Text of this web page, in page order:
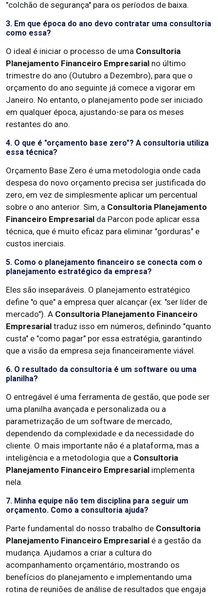
"colchão de segurança" para os períodos de baixa.
3. Em que época do ano devo contratar uma consultoria
como essa?
O ideal é iniciar o processo de uma Consultoria
Planejamento Financeiro Empresarial no último
trimestre do ano (Outubro a Dezembro), para que o
orçamento do ano seguinte já comece a vigorar em
Janeiro. No entanto, o planejamento pode ser iniciado
em qualquer época, ajustando-se para os meses
restantes do ano.
4. O que é "orçamento base zero"? A consultoria utiliza
essa técnica?
Orçamento Base Zero é uma metodologia onde cada
despesa do novo orçamento precisa ser justificada do
zero, em vez de simplesmente aplicar um percentual
sobre o ano anterior. Sim, a Consultoria Planejamento
Financeiro Empresarial da Parcon pode aplicar essa
técnica, que é muito eficaz para eliminar "gorduras" e
custos inerciais.
5. Como o planejamento financeiro se conecta com o
planejamento estratégico da empresa?
Eles são inseparáveis. O planejamento estratégico
define "o que" a empresa quer alcançar (ex: "ser líder de
mercado"). A Consultoria Planejamento Financeiro
Empresarial traduz isso em números, definindo "quanto
custa" e "como pagar" por essa estratégia, garantindo
que a visão da empresa seja financeiramente viável.
6. O resultado da consultoria é um software ou uma
planilha?
O entregável é uma ferramenta de gestão, que pode ser
uma planilha avançada e personalizada ou a
parametrização de um software de mercado,
dependendo da complexidade e da necessidade do
cliente. O mais importante não é a plataforma, mas a
inteligência e a metodologia que a Consultoria
Planejamento Financeiro Empresarial implementa
nela.
7. Minha equipe não tem disciplina para seguir um
orçamento. Como a consultoria ajuda?
Parte fundamental do nosso trabalho de Consultoria
Planejamento Financeiro Empresarial é a gestão da
mudança. Ajudamos a criar a cultura do
acompanhamento orçamentário, mostrando os
benefícios do planejamento e implementando uma
rotina de reuniões de análise de resultados que engaja